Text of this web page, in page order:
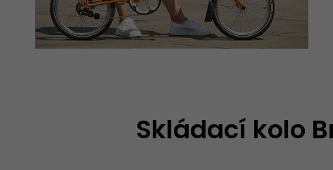
Skládací kolo